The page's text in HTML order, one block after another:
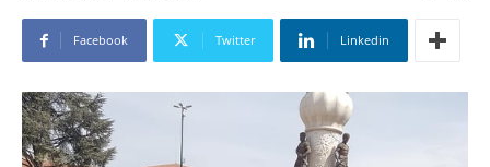
Facebook Twitter Linkedin